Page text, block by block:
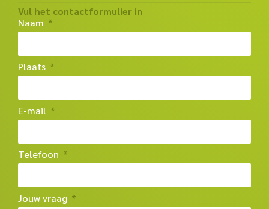
Vul het contactformulier in
Naam
Plaats
E-mail
Telefoon
Jouw vraag